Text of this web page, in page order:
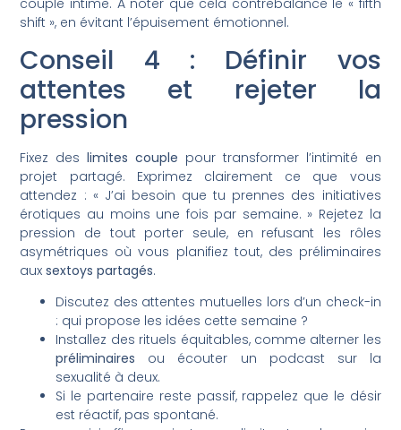
couple intime. À noter que cela contrebalance le « fifth
shift », en évitant l’épuisement émotionnel.
Conseil 4 : Définir vos
attentes et rejeter la
pression
Fixez deslimites couple pour transformer l’intimité en
projet partagé. Exprimez clairement ce que vous
attendez : « J’ai besoin que tu prennes des initiatives
érotiques au moins une fois par semaine. » Rejetez la
pression de tout porter seule, en refusant les rôles
asymétriques où vous planifiez tout, des préliminaires
auxsextoys partagés.
Discutez des attentes mutuelles lors d’un check-in
: qui propose les idées cette semaine ?
Installez des rituels équitables, comme alterner les
préliminaires ou écouter un podcast sur la
sexualité à deux.
Si le partenaire reste passif, rappelez que le désir
est réactif, pas spontané.